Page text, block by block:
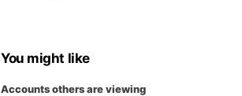
You might like
Accounts others are viewing